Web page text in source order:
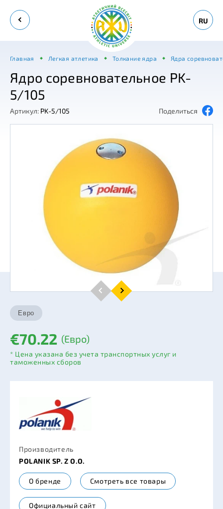
RU
Главная Легкая атлетика Толкание ядра Ядра
Артикул: PK-5/105 Поделиться
Ядро соревновательное PK-
5/105
€70.22 (Евро)
* Цена указана без учета транспортных услуг и
таможенных сборов
Производитель
POLANIK SP. Z O.O.
О бренде Смотреть все товары
Официальный сайт